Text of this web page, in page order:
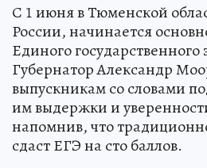
С 1 июня в Тюменской
России, начинается
Единого государственного
Губернатор Александр
выпускникам со словами
им выдержки и
напомнив, что
сдаст ЕГЭ на сто баллов.